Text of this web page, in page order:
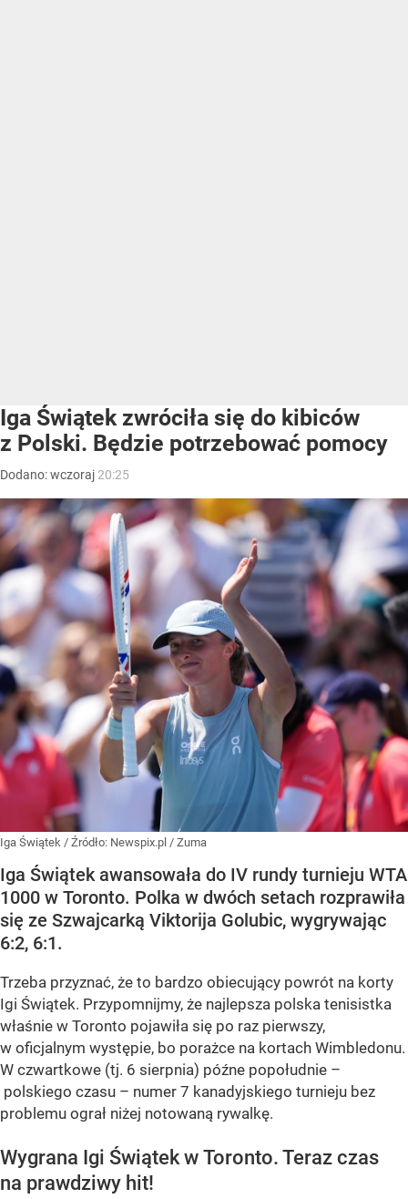
Iga Świątek zwróciła się do kibiców
z Polski. Będzie potrzebować pomocy
Dodano:wczoraj 20:25
Iga Świątek / Źródło: Newspix.pl / Zuma
Iga Świątek awansowała do IV rundy turnieju WTA
1000 w Toronto. Polka w dwóch setach rozprawiła
się ze Szwajcarką Viktorija Golubic, wygrywając
6:2, 6:1.
Trzeba przyznać, że to bardzo obiecujący powrót na korty
Igi Świątek. Przypomnijmy, że najlepsza polska tenisistka
właśnie w Toronto pojawiła się po raz pierwszy,
w oficjalnym występie, bo porażce na kortach Wimbledonu.
W czwartkowe (tj. 6 sierpnia) późne popołudnie –
polskiego czasu – numer 7 kanadyjskiego turnieju bez
problemu ograł niżej notowaną rywalkę.
Wygrana Igi Świątek w Toronto. Teraz czas
na prawdziwy hit!